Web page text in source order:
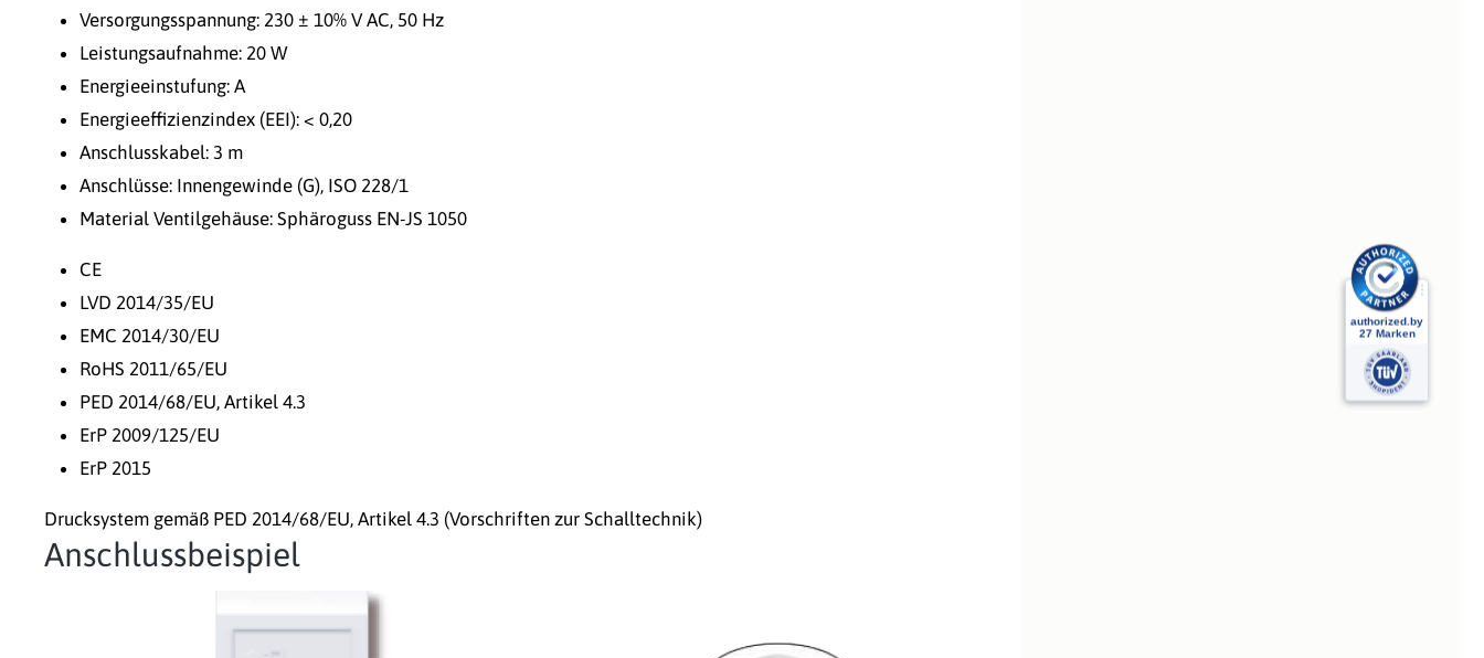
Versorgungsspannung: 230 ± 10% V AC, 50 Hz
Leistungsaufnahme: 20 W
Energieeinstufung: A
Energieeffizienzindex (EEI): < 0,20
Anschlusskabel: 3 m
Anschlüsse: Innengewinde (G), ISO 228/1
Material Ventilgehäuse: Sphäroguss EN-JS 1050
CE
LVD 2014/35/EU
EMC 2014/30/EU
RoHS 2011/65/EU
PED 2014/68/EU, Artikel 4.3
ErP 2009/125/EU
ErP 2015
Drucksystem gemäß PED 2014/68/EU, Artikel 4.3 (Vorschriften zur Schalltechnik)
Anschlussbeispiel